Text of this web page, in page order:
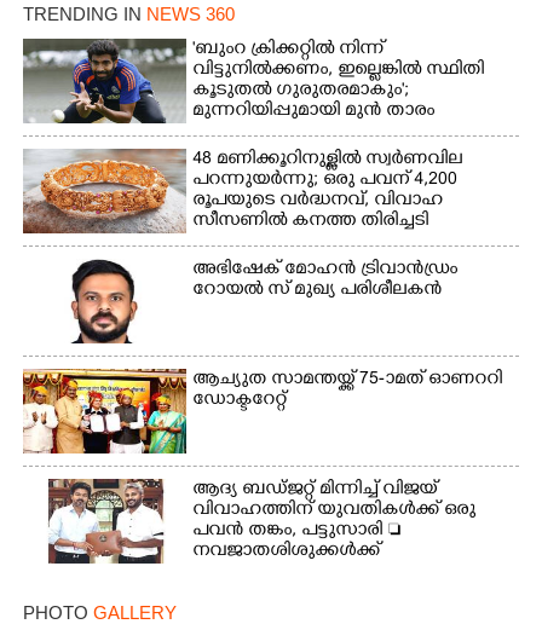
TRENDING IN NEWS 360
'ബുംറ ക്രിക്കറ്റിൽ നിന്ന്
വിട്ടുനിൽക്കണം, ഇല്ലെങ്കിൽ സ്ഥിതി
കൂടുതൽ ഗുരുതരമാകും';
മുന്നറിയിപ്പുമായി മുൻ താരം
48 മണിക്കൂറിനുള്ളിൽ സ്വർണവില
പറന്നുയർന്നു; ഒരു പവന് 4,200
രൂപയുടെ വർദ്ധനവ്, വിവാഹ
സീസണിൽ കനത്ത തിരിച്ചടി
അഭിഷേക് മോഹൻ ട്രിവാൻഡ്രം
റോയൽ സ് മുഖ്യ പരിശീലകൻ
ആച്യുത സാമന്തയ്ക്ക് 75-ാമത് ഓണററി
ഡോക്ടറേറ്റ്
ആദ്യ ബഡ്ജറ്റ് മിന്നിച്ച് വിജയ്
വിവാഹത്തിന് യുവതികൾക്ക് ഒരു
പവൻ തങ്കം, പട്ടുസാരി 
നവജാതശിശുക്കൾക്ക്
PHOTO GALLERY